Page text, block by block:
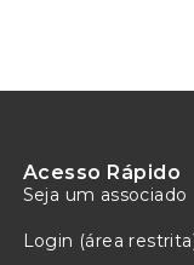
Acesso Rápido
Seja um associado
Login (área